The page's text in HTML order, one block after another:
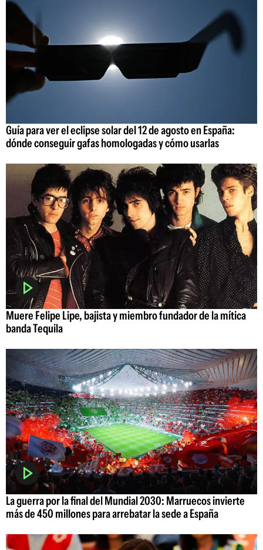
Guía para ver el eclipse solar del 12 de agosto en España:
dónde conseguir gafas homologadas y cómo usarlas
Muere Felipe Lipe, bajista y miembro fundador de la mítica
banda Tequila
La guerra por la final del Mundial 2030: Marruecos invierte
más de 450 millones para arrebatar la sede a España